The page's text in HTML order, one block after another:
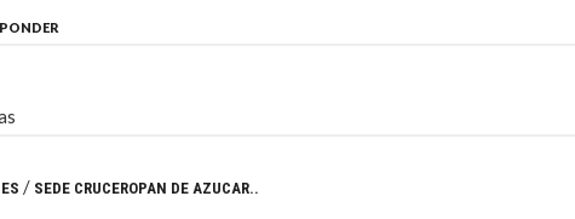
/ SEDE CRUCEROPAN DE AZUCAR..